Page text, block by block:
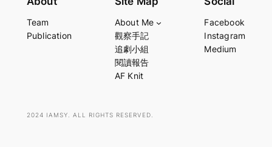
r
Team
Publication
About Me
觀察手記
追劇小組
閱讀報告
AF Knit
Facebook
Instagram
Medium
2024 IAMSY. ALL RIGHTS RESERVED.